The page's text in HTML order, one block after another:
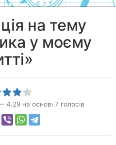
n
на тему
у моєму
4.29на основі 7 голосів